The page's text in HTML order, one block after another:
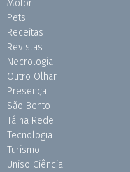
Motor
Pets
Receitas
Revistas
Necrologia
Outro Olhar
Presença
São Bento
Tá na Rede
Tecnologia
Turismo
Uniso Ciência